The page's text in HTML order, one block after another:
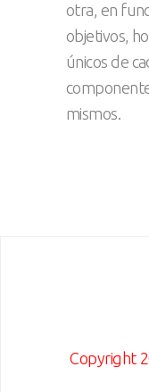
otra, en
objetivos,
únicos de
mismos.
Copyright